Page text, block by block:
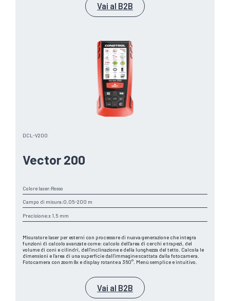
Vai al B2B
DCL-V200
Vector 200
Colore laser:Rosso
Campo di misura:0,05-200 m
Precisione:± 1,5 mm
Misuratore laser per esterni con processore di nuova generazione che integra
funzioni di calcolo avanzate come: calcolo dell’area di cerchi e trapezi, del
volume di coni e cilindri, dell’inclinazione e della lunghezza del tetto. Calcola le
dimensioni e l’area di una superficie dall’immagine scattata dalla fotocamera.
Fotocamera con zoom 8x e display rotante a 360°. Menù semplice e intuitivo.
Vai al B2B